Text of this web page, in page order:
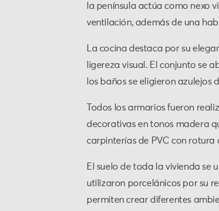
la península actúa como nexo
ventilación, además de una
La cocina destaca por su
ligereza visual. El conjunto se
los baños se eligieron
Todos los armarios fueron
decorativas en tonos madera
carpinterías de PVC con
El suelo de toda la vivienda se
utilizaron porcelánicos por su
permiten crear diferentes